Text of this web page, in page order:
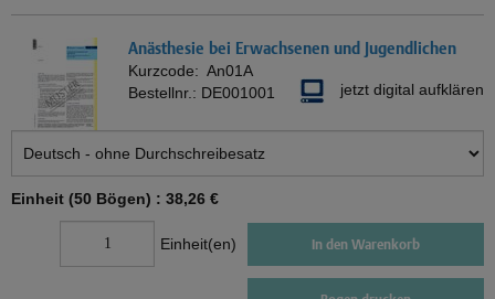
Anästhesie bei Erwachsenen und Jugendlichen
Kurzcode: An01A
Bestellnr.: DE001001 jetzt digital aufklären
Einheit (50 Bögen) : 38,26 €
Einheit(en) In den Warenkorb